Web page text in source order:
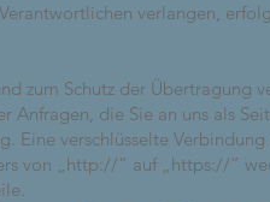
verlangen,
zum Schutz der Übertragung
Anfragen, die Sie an uns als
Eine verschlüsselte
von „http://“ auf „https://“